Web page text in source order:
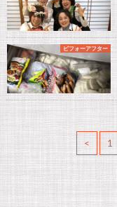
ビフォーアフター
< 1